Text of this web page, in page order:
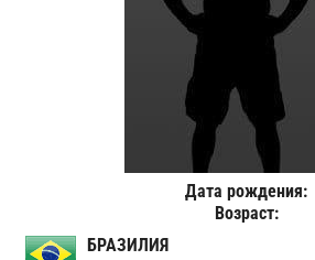
Дата рождения:
Возраст:
БРАЗИЛИЯ